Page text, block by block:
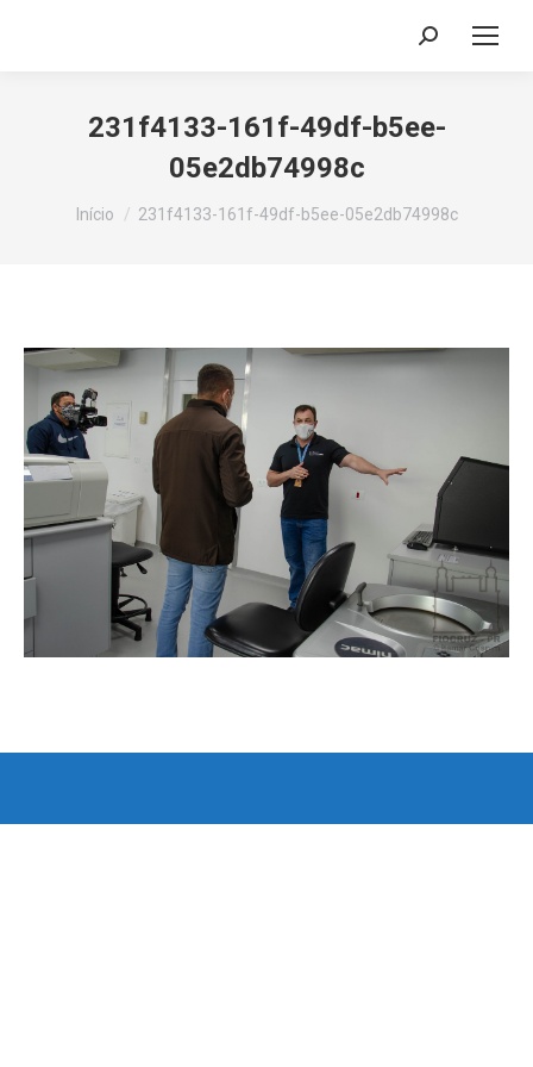
Search:
231f4133-161f-49df-b5ee-
05e2db74998c
Você está aqui:
Início 231f4133-161f-49df-b5ee-05e2db74998c